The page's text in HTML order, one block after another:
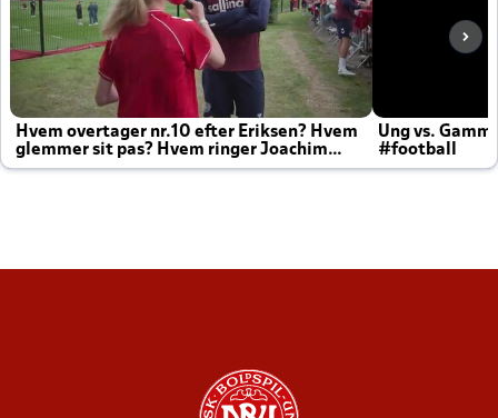
Hvem overtager nr.10 efter Eriksen? Hvem
glemmer sit pas? Hvem ringer Joachim
altid til efter kampe?
Ung vs.
#football